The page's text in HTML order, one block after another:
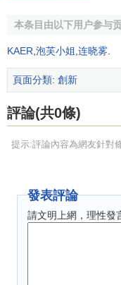
本条目由以下用户参与
KAER 泡芙小姐 连晓雾
頁面分類: 創新
評論(共0條)
提示:評論內容為網友針對
發表評論
請文明上網，理性發